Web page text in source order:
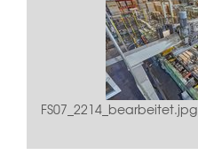
FS07_2214_bearbeitet.jpg